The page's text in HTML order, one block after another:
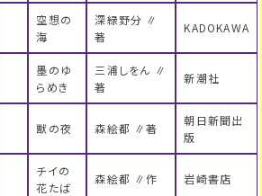
空想の
海
深緑野分 ∥
著
KADOKAWA
墨のゆ
らめき
三浦しをん ∥
著
新潮社
獣の夜 森絵都 ∥著
朝日新聞出
版
チイの
花たば
森絵都 ∥作 岩崎書店